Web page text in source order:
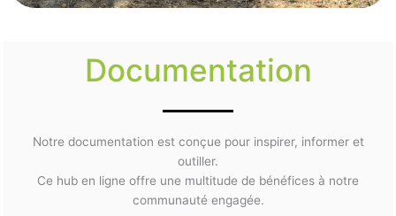
Documentation
Notre documentation est conçue pour inspirer, informer et
outiller.
Ce hub en ligne offre une multitude de bénéfices à notre
communauté engagée.